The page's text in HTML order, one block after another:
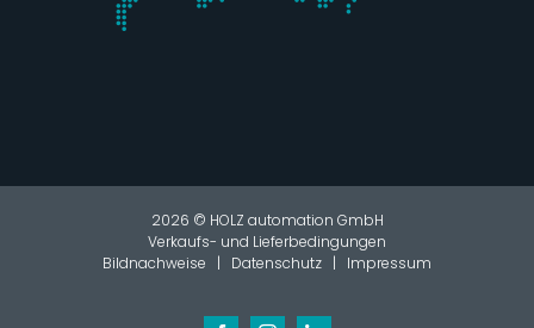
2026 © HOLZ automation GmbH
Verkaufs- und Lieferbedingungen
Bildnachweise | Datenschutz | Impressum